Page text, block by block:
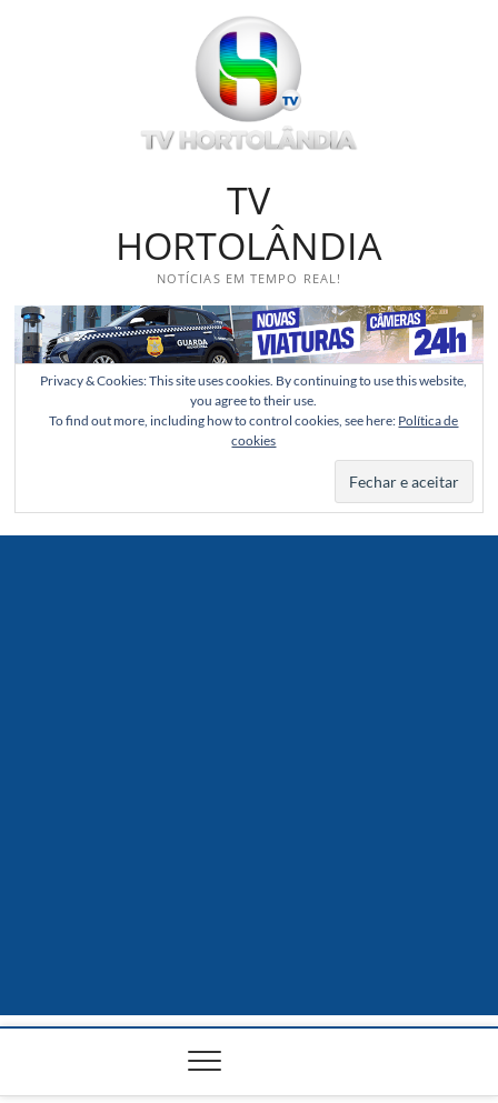
TV
HORTOLÂNDIA
NOTÍCIAS EM TEMPO REAL!
Privacy & Cookies: This site uses cookies. By continuing to use this website,
you agree to their use.
To find out more, including how to control cookies, see here: Política de
cookies